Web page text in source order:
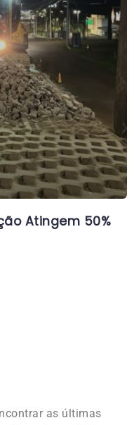
Atingem 50%
as últimas